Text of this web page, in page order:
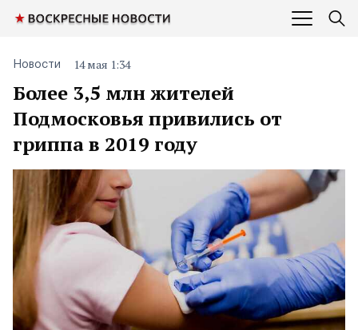
Более 3,5 млн жителей
Подмосковья привились от
гриппа в 2019 году
Новости 14 мая 1:34